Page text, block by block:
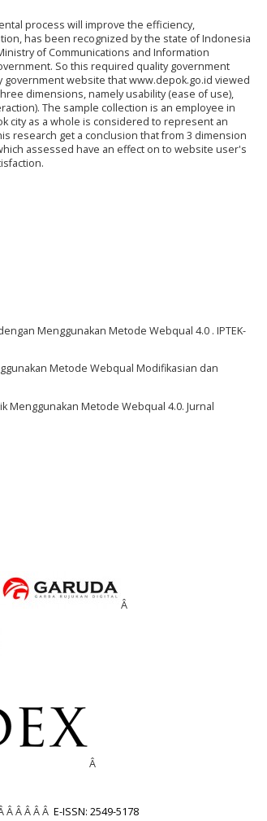
process will improve the efficiency,
has been recognized by the state of Indonesia
of Communications and Information
So this required quality government
website that www.depok.go.id viewed
dimensions, namely usability (ease of use),
The sample collection is an employee in
city as a whole is considered to represent an
research get a conclusion that from 3 dimension
assessed have an effect on to website user's
Menggunakan Metode Webqual 4.0 . IPTEK-
Metode Webqual Modifikasian dan
Menggunakan Metode Webqual 4.0. Jurnal
Â
Â
Â Â Â Â Â E-ISSN: 2549-5178